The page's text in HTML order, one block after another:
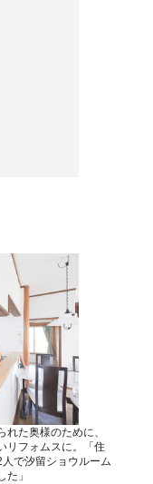
た奥様のために、
リフォムスに。「住
で汐留ショウルーム
」